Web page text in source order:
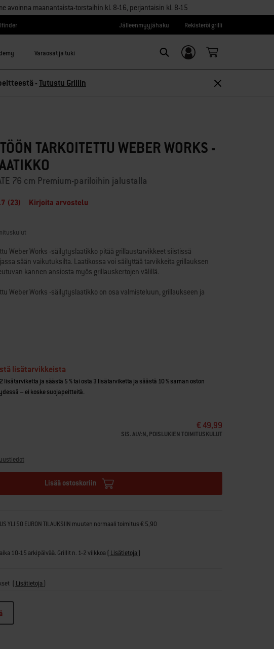
avoinna maanantaista-torstaihin kl. 8-16, perjantaisin kl. 8-15
Jälleenmyyjähaku Rekisteröi grilli
Varaosat ja tuki
Kirjaudu sisään/
Rekisteröidy
-Tutustu Grillin
TARKOITETTU WEBER WORKS -
76 cm Premium-pariloihin jalustalla
(23) Kirjoita arvostelu
Weber Works -säilytyslaatikko pitää grillaustarvikkeet siistissä
sään vaikutuksilta. Laatikossa voi säilyttää tarvikkeita grillauksen
kannen ansiosta myös grillauskertojen välillä.
Weber Works -säilytyslaatikko on osa valmisteluun, grillaukseen ja
jalustalla ja laajennettavaan jalustaan. Lisää tarvikkeita ja yhteensopivia
-sivutason koloon ja pitää tarvikkeet käden ulottuvilla
vaunujen Weber Works -kiinnikkeisiin säilytystä varten
helposti
sopii Weber® SLATE -pariloihin ja laajennettavaan jalustaan
lisätarvikkeista
lisätarviketta ja säästä 5 % tai osta 3 lisätarviketta ja säästä 10 % saman oston
– ei koske suojapeitteitä.
€ 49,99
SIS. ALV:N, POISLUKIEN TOIMITUSKULUT
Lisää ostoskoriin
YLI 50 EURON TILAUKSIIN muuten normaali toimitus € 5,90
10-15 arkipäivää. Grillit n. 1-2 viikkoa ( Lisätietoja )
( Lisätietoja )